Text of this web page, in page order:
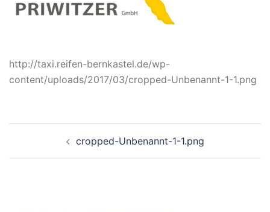
http://taxi.reifen-bernkastel.de/wp-
content/uploads/2017/03/cropped-Unbenannt-1-1.png
cropped-Unbenannt-1-1.png